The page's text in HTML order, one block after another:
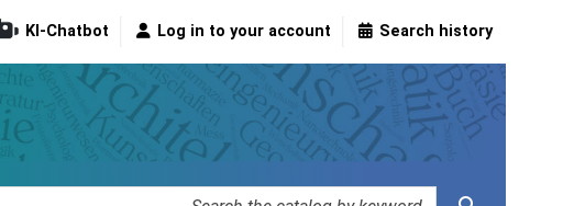
KI-Chatbot Log in to your account Search history